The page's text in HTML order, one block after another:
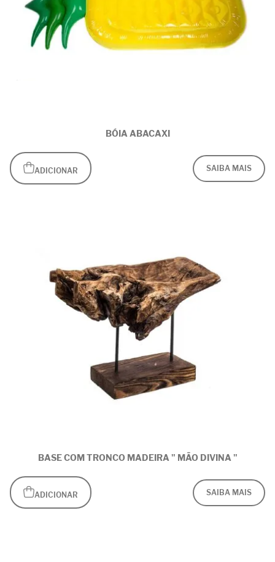
BÓIA ABACAXI
ADICIONAR SAIBA MAIS
BASE COM TRONCO MADEIRA " MÃO DIVINA "
ADICIONAR SAIBA MAIS